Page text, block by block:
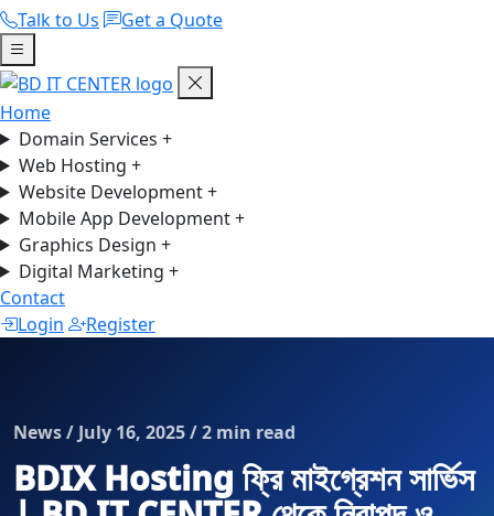
Talk to Us
Get a Quote
Home
Domain Services +
Web Hosting +
Website Development+
Mobile App Development+
Graphics Design +
Digital Marketing +
Contact
Login
Register
News / July 16, 2025 / 2 min read
BDIX Hosting ফ্রি মাইগ্রেশন সার্ভিস